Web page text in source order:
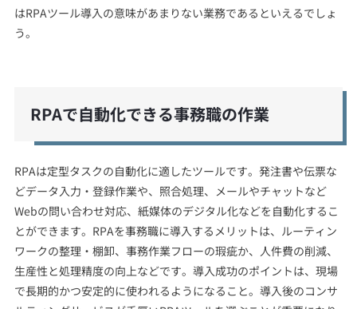
はRPAツール導入の意味があまりない業務であるといえるでしょ
う。
RPAで自動化できる事務職の作業
RPAは定型タスクの自動化に適したツールです。発注書や伝票な
どデータ入力・登録作業や、照合処理、メールやチャットなど
Webの問い合わせ対応、紙媒体のデジタル化などを自動化するこ
とができます。RPAを事務職に導入するメリットは、ルーティン
ワークの整理・棚卸、事務作業フローの瑕疵か、人件費の削減、
生産性と処理精度の向上などです。導入成功のポイントは、現場
で長期的かつ安定的に使われるようになること。導入後のコンサ